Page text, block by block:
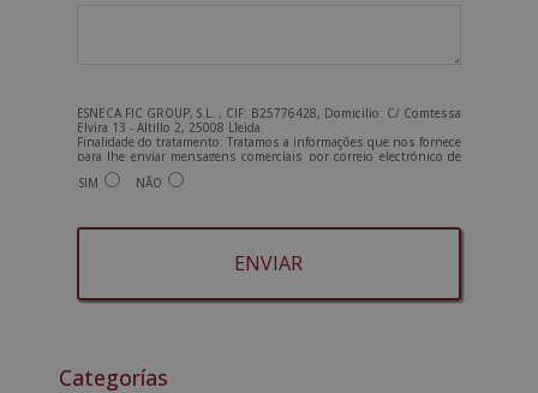
ESNECA FIC GROUP, S.L. , CIF: B25776428, Domicilio: C/ Comtessa
Elvira 13 - Altillo 2, 25008 Lleida.
Finalidade do tratamento: Tratamos a informações que nos fornece
para lhe enviar mensagens comerciais por correio electrónico de
tipo comercial relacionadas com os produtos oferecidos e outros
produtos que possam ser do seu interesse. Legitimação do
nos para o endereço admin@grupoesneca.com.
Deseja receber informação comercial (por telefone e/ou correio
SIM NÃO
t
Categorías